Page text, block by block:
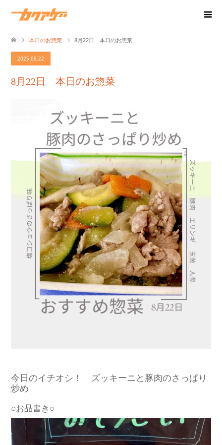
本日のお惣菜 8月22日 本日のお惣菜
2025.08.22
8月22日 本日のお惣菜
今日のイチオシ！ ズッキーニと豚肉のさっぱり
炒め
○お品書き○